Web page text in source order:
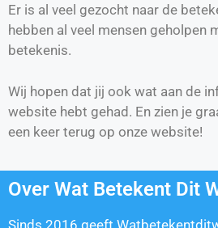
Er is al veel gezocht naar de
hebben al veel mensen geholpen
betekenis.
Wij hopen dat jij ook wat aan de
website hebt gehad. En zien je
een keer terug op onze website!
Over Wat Betekent Dit